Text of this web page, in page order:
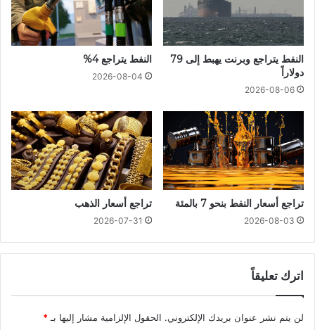
النفط يتراجع وبرنت يهبط إلى 79
دولاراً
2026-08-06
النفط يتراجع 4%
2026-08-04
تراجع أسعار النفط بنحو 7 بالمئة
2026-08-03
تراجع أسعار الذهب
2026-07-31
اترك تعليقاً
لن يتم نشر عنوان بريدك الإلكتروني. الحقول الإلزامية مشار إليها بـ*